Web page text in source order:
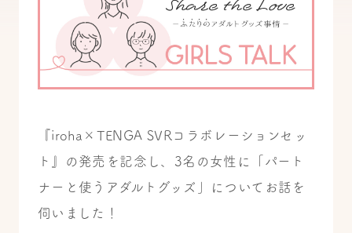
『iroha×TENGA SVRコラボレーションセッ
ト』の発売を記念し、3名の女性に「パート
ナーと使うアダルトグッズ」についてお話を
伺いました！